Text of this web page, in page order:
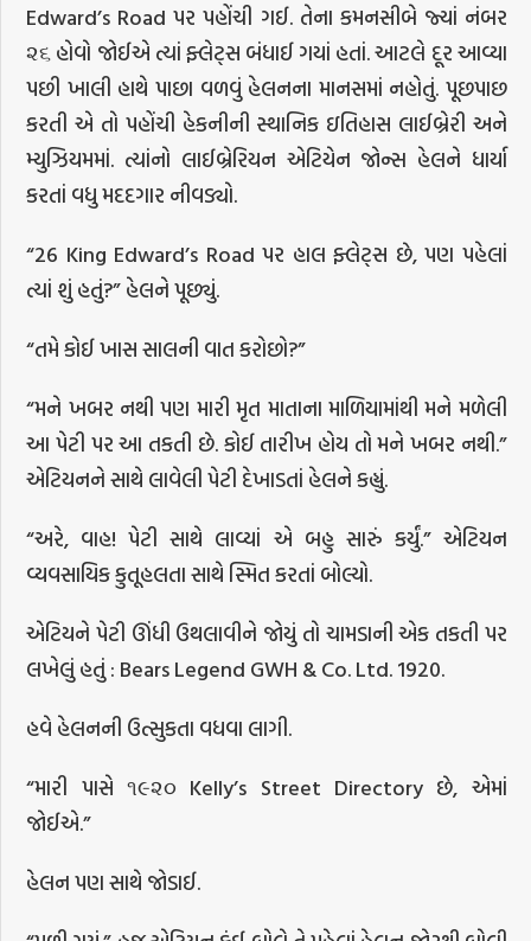
Edward’s Road પર પહોંચી ગઈ. તેના કમનસીબે જ્યાં નંબર
૨૬ હોવો જોઈએ ત્યાં ફ્લેટ્સ બંધાઈ ગયાં હતાં. આટલે દૂર આવ્યા
પછી ખાલી હાથે પાછા વળવું હેલનના માનસમાં નહોતું. પૂછપાછ
કરતી એ તો પહોંચી હેકનીની સ્થાનિક ઇતિહાસ લાઈબ્રેરી અને
મ્યુઝિયમમાં. ત્યાંનો લાઈબ્રેરિયન એટિયેન જોન્સ હેલને ધાર્યા
કરતાં વધુ મદદગાર નીવડ્યો.
“26 King Edward’s Road પર હાલ ફ્લેટ્સ છે, પણ પહેલાં
ત્યાં શું હતું?” હેલને પૂછ્યું.
“તમે કોઈ ખાસ સાલની વાત કરોછો?”
“મને ખબર નથી પણ મારી મૃત માતાના માળિયામાંથી મને મળેલી
આ પેટી પર આ તકતી છે. કોઈ તારીખ હોય તો મને ખબર નથી.”
એટિયનને સાથે લાવેલી પેટી દેખાડતાં હેલને કહ્યું.
“અરે, વાહ! પેટી સાથે લાવ્યાં એ બહુ સારું કર્યું.” એટિયન
વ્યવસાયિક કુતૂહલતા સાથે સ્મિત કરતાં બોલ્યો.
એટિયને પેટી ઊંધી ઉથલાવીને જોયું તો ચામડાની એક તકતી પર
લખેલું હતું : Bears Legend GWH & Co. Ltd. 1920.
હવે હેલનની ઉત્સુકતા વધવા લાગી.
“મારી પાસે ૧૯૨૦ Kelly’s Street Directory છે, એમાં
જોઈએ.”
હેલન પણ સાથે જોડાઈ.